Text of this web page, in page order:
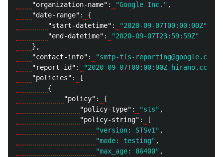
"organization-name" : "Google Inc." ,
"date-range" :
{
"start-datetime" : "2020-09-07T00:00:00Z"
"end-datetime" :
"2020-09-07T23:59:59Z"
},
"contact-info" : "smtp-tls-reporting@google.com"
"report-id" : "2020-09-07T00:00:00Z_hirano.cc"
"policies" :
[
{
"policy" :
{
"policy-type" : "sts" ,
"policy-string" :
[
"version: STSv1" ,
"mode: testing" ,
"max_age: 86400" ,